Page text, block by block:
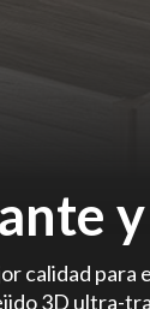
calidad
3D